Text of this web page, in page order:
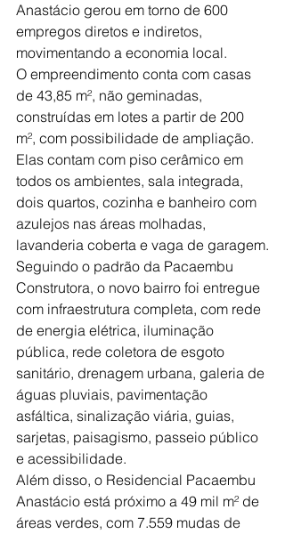
Anastácio gerou em torno de 600
empregos diretos e indiretos,
movimentando a economia local.
O empreendimento conta com casas
de 43,85 m², não geminadas,
construídas em lotes a partir de 200
m², com possibilidade de ampliação.
Elas contam com piso cerâmico em
todos os ambientes, sala integrada,
dois quartos, cozinha e banheiro com
azulejos nas áreas molhadas,
lavanderia coberta e vaga de garagem.
Seguindo o padrão da Pacaembu
Construtora, o novo bairro foi entregue
com infraestrutura completa, com rede
de energia elétrica, iluminação
pública, rede coletora de esgoto
sanitário, drenagem urbana, galeria de
águas pluviais, pavimentação
asfáltica, sinalização viária, guias,
sarjetas, paisagismo, passeio público
e acessibilidade.
Além disso, o Residencial Pacaembu
Anastácio está próximo a 49 mil m² de
áreas verdes, com 7.559 mudas de